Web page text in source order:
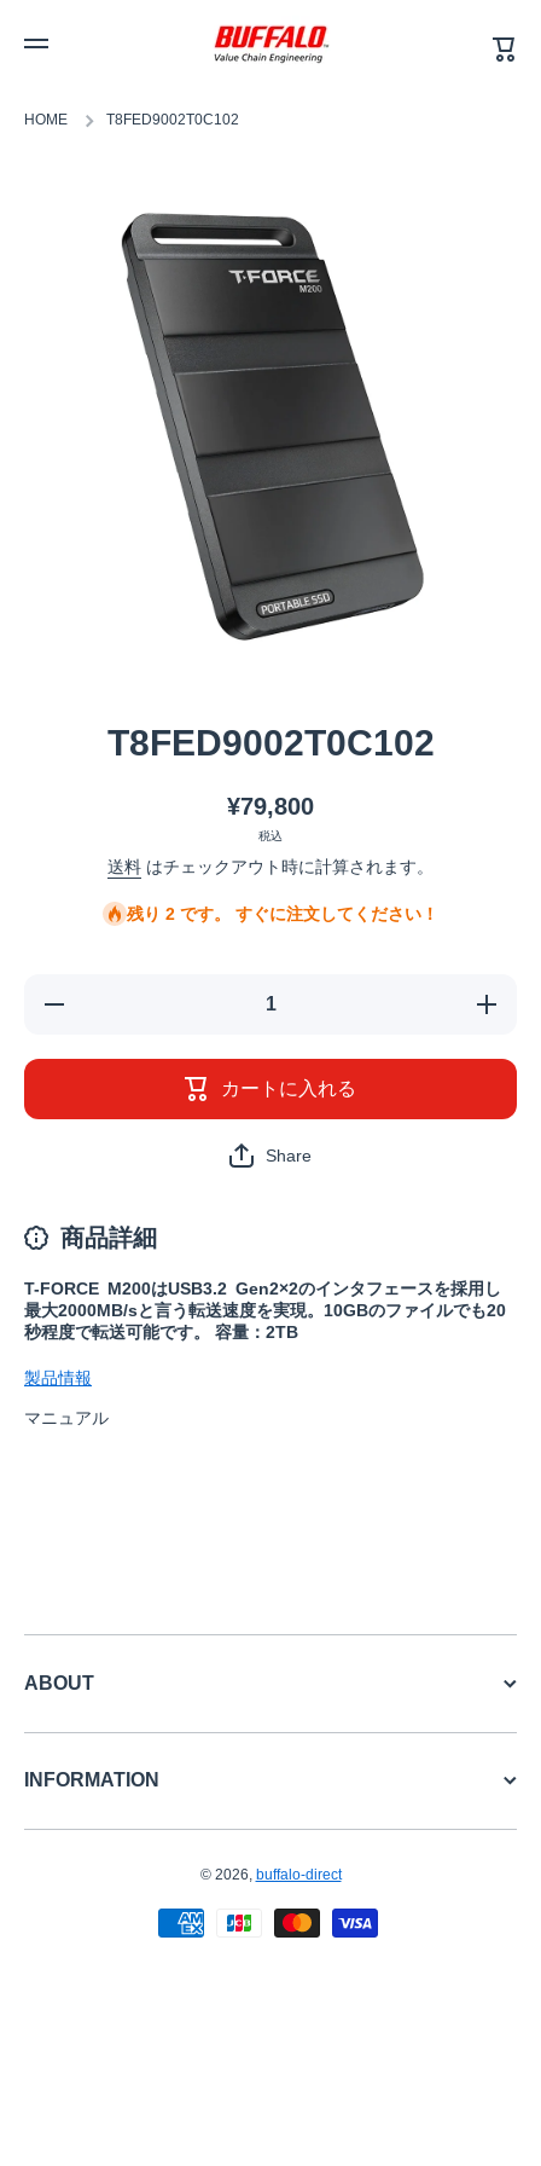
ー
ト
HOME T8FED9002T0C102
T8FED9002T0C102
¥79,800
税込
送料 はチェックアウト時に計算されます。
残り 2 です。 すぐに注文してください！
T8FED9002T0C102
の数量
カートに入れる
Share
商品詳細
T-FORCE M200はUSB3.2 Gen2×2のインタフェースを採用し
最大2000MB/sと言う転送速度を実現。10GBのファイルでも20
秒程度で転送可能です。 容量：2TB
製品情報
マニュアル
ABOUT
INFORMATION
© 2026, buffalo-direct
お支払い方法